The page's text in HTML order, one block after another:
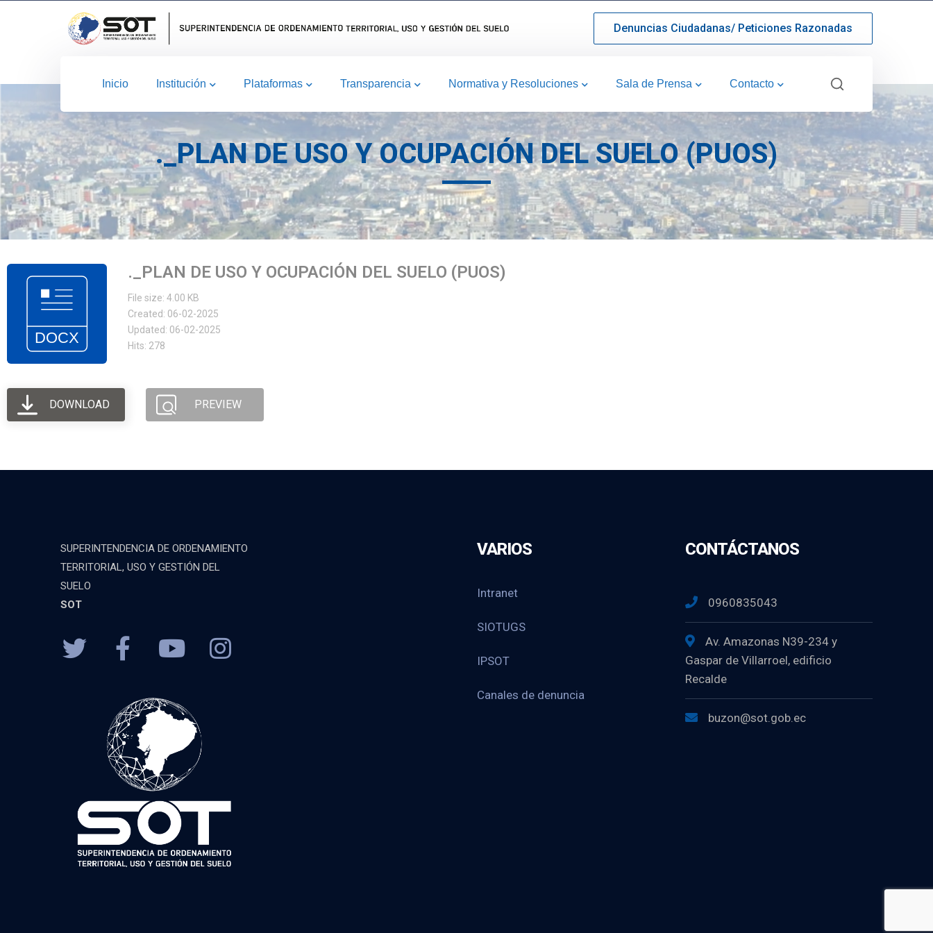
Denuncias Ciudadanas/ Peticiones Razonadas
Inicio Institución Plataformas Transparencia Normativa y Resoluciones Sala de Prensa Contacto
._PLAN DE USO Y OCUPACIÓN DEL SUELO (PUOS)
._PLAN DE USO Y OCUPACIÓN DEL SUELO (PUOS)
File size: 4.00 KB
Created: 06-02-2025
Updated: 06-02-2025
Hits: 278
DOWNLOAD PREVIEW
SUPERINTENDENCIA DE ORDENAMIENTO
TERRITORIAL, USO Y GESTIÓN DEL
SUELO
SOT
VARIOS
Intranet
SIOTUGS
IPSOT
Canales de denuncia
CONTÁCTANOS
0960835043
Av. Amazonas N39-234 y
Gaspar de Villarroel, edificio
Recalde
buzon@sot.gob.ec